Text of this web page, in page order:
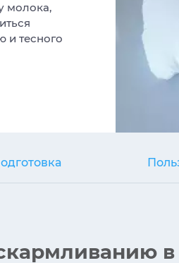
молока,
и тесного